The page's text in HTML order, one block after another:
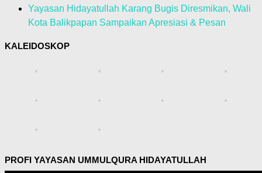
Yayasan Hidayatullah Karang Bugis Diresmikan, Wali
Kota Balikpapan Sampaikan Apresiasi & Pesan
KALEIDOSKOP
PROFI YAYASAN UMMULQURA HIDAYATULLAH